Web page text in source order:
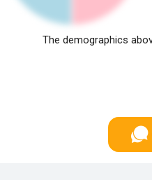
The demographics